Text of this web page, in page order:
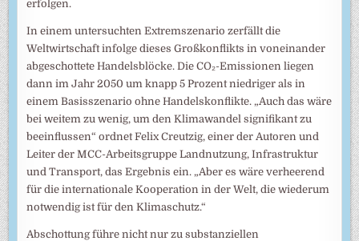
erfolgen.
In einem untersuchten Extremszenario zerfällt die
Weltwirtschaft infolge dieses Großkonflikts in voneinander
abgeschottete Handelsblöcke. Die CO₂-Emissionen liegen
dann im Jahr 2050 um knapp 5 Prozent niedriger als in
einem Basisszenario ohne Handelskonflikte. „Auch das wäre
bei weitem zu wenig, um den Klimawandel signifikant zu
beeinflussen“ ordnet Felix Creutzig, einer der Autoren und
Leiter der MCC-Arbeitsgruppe Landnutzung, Infrastruktur
und Transport, das Ergebnis ein. „Aber es wäre verheerend
für die internationale Kooperation in der Welt, die wiederum
notwendig ist für den Klimaschutz.“
Abschottung führe nicht nur zu substanziellen